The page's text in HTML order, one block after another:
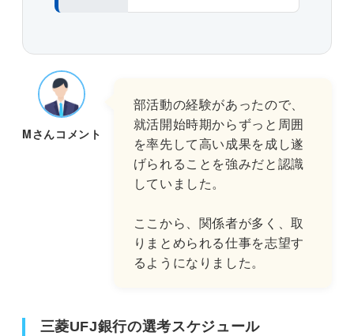
Mさんコメント
部活動の経験があったので、
就活開始時期からずっと周囲
を率先して高い成果を成し遂
げられることを強みだと認識
していました。
ここから、関係者が多く、取
りまとめられる仕事を志望す
るようになりました。
三菱UFJ銀行の選考スケジュール